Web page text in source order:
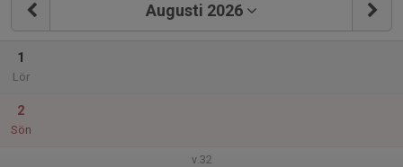
Augusti 2026
1
Lör
2
Sön
v.32